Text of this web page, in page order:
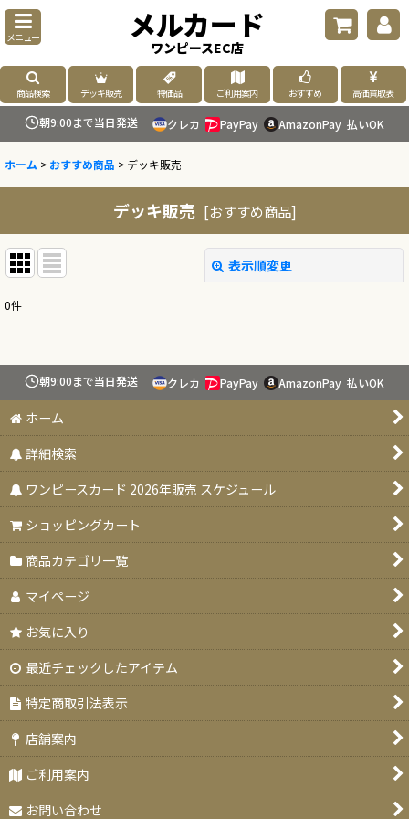
メニュー メルカード
ワンピースEC店
商品検索 デッキ販売 特価品 ご利用案内 おすすめ 高価買取表
朝9:00まで当日発送 クレカ PayPay AmazonPay 払いOK
ホーム > おすすめ商品 > デッキ販売
デッキ販売 [おすすめ商品]
表示順変更
並び順:
0件
朝9:00まで当日発送 クレカ PayPay AmazonPay 払いOK
ホーム
詳細検索
ワンピースカード 2026年販売 スケジュール
ショッピングカート
商品カテゴリ一覧
マイページ
お気に入り
最近チェックしたアイテム
特定商取引法表示
店舗案内
ご利用案内
お問い合わせ